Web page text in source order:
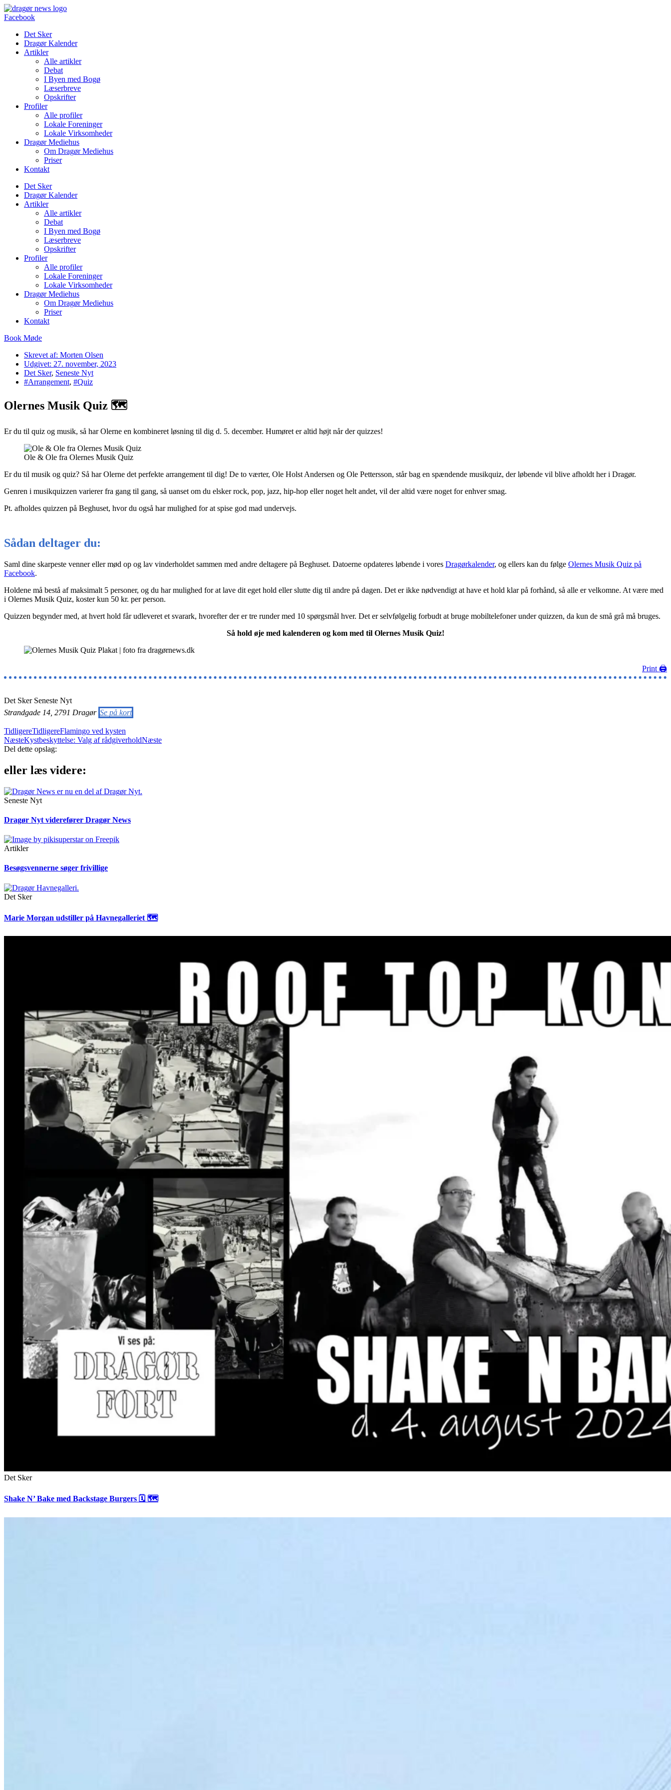
Videre
til
Facebook
Det Sker
Dragør Kalender
Artikler
Alle artikler
Debat
I Byen med Bogø
Læserbreve
Opskrifter
Profiler
Alle profiler
Lokale Foreninger
Lokale Virksomheder
Dragør Mediehus
Om Dragør Mediehus
Priser
Kontakt
Det Sker
Dragør Kalender
Artikler
Alle artikler
Debat
I Byen med Bogø
Læserbreve
Opskrifter
Profiler
Alle profiler
Lokale Foreninger
Lokale Virksomheder
Dragør Mediehus
Om Dragør Mediehus
Priser
Kontakt
Book Møde
Skrevet af: Morten Olsen
Udgivet: 27. november, 2023
Det Sker, Seneste Nyt
#Arrangement, #Quiz
Olernes Musik Quiz 🗺
Er du til quiz og musik, så har Olerne en kombineret løsning til dig d. 5. december. Humøret er altid højt når der quizzes!
Ole & Ole fra Olernes Musik Quiz
Er du til musik og quiz? Så har Olerne det perfekte arrangement til dig! De to værter, Ole Holst Andersen og Ole Pettersson, står bag en spændende musikquiz, der løbende vil blive afholdt her i Dragør.
Genren i musikquizzen varierer fra gang til gang, så uanset om du elsker rock, pop, jazz, hip-hop eller noget helt andet, vil der altid være noget for enhver smag.
Pt. afholdes quizzen på Beghuset, hvor du også har mulighed for at spise god mad undervejs.
Sådan deltager du:
Saml dine skarpeste venner eller mød op og lav vinderholdet sammen med andre deltagere på Beghuset. Datoerne opdateres løbende i vores Dragørkalender, og ellers kan du følge Olernes Musik Quiz på
Facebook.
Holdene må bestå af maksimalt 5 personer, og du har mulighed for at lave dit eget hold eller slutte dig til andre på dagen. Det er ikke nødvendigt at have et hold klar på forhånd, så alle er velkomne. At være med
i Olernes Musik Quiz, koster kun 50 kr. per person.
Quizzen begynder med, at hvert hold får udleveret et svarark, hvorefter der er tre runder med 10 spørgsmål hver. Det er selvfølgelig forbudt at bruge mobiltelefoner under quizzen, da kun de små grå må bruges.
Så hold øje med kalenderen og kom med til Olernes Musik Quiz!
Print 🖨
Det Sker Seneste Nyt
Strandgade 14, 2791 Dragør Se på kort
TidligereTidligereFlamingo ved kysten
NæsteKystbeskyttelse: Valg af rådgiverholdNæste
Del dette opslag:
eller læs videre:
Seneste Nyt
Dragør Nyt viderefører Dragør News
Artikler
Besøgsvennerne søger frivillige
Det Sker
Marie Morgan udstiller på Havnegalleriet 🗺
Det Sker
Shake N’ Bake med Backstage Burgers 🗓 🗺